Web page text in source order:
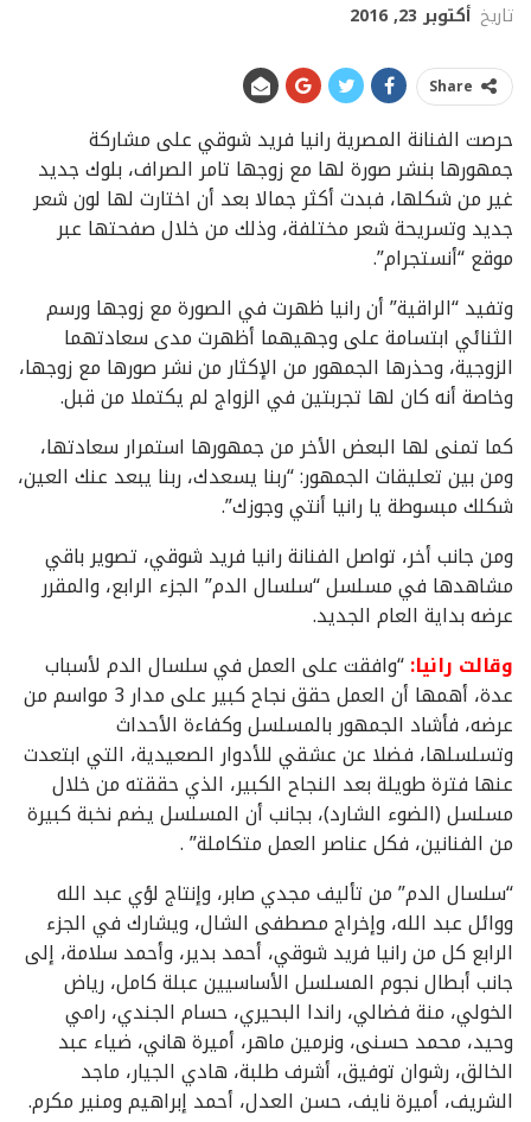
تاريخ أكتوبر 23, 2016
Share
حرصت الفنانة المصرية رانيا فريد شوقي على مشاركة
جمهورها بنشر صورة لها مع زوجها تامر الصراف، بلوك جديد
غير من شكلها، فبدت أكثر جمالا بعد أن اختارت لها لون شعر
جديد وتسريحة شعر مختلفة، وذلك من خلال صفحتها عبر
موقع “أنستجرام”.
وتفيد “الراقية” أن رانيا ظهرت في الصورة مع زوجها ورسم
الثنائي ابتسامة على وجهيهما أظهرت مدى سعادتهما
الزوجية، وحذرها الجمهور من الإكثار من نشر صورها مع زوجها،
وخاصة أنه كان لها تجربتين في الزواج لم يكتملا من قبل.
كما تمنى لها البعض الأخر من جمهورها استمرار سعادتها،
ومن بين تعليقات الجمهور: “ربنا يسعدك، ربنا يبعد عنك العين،
شكلك مبسوطة يا رانيا أنتي وجوزك”.
ومن جانب أخر، تواصل الفنانة رانيا فريد شوقي، تصوير باقي
مشاهدها في مسلسل “سلسال الدم” الجزء الرابع، والمقرر
عرضه بداية العام الجديد.
وقالت رانيا:“وافقت على العمل في سلسال الدم لأسباب
عدة، أهمها أن العمل حقق نجاح كبير على مدار 3 مواسم من
عرضه، فأشاد الجمهور بالمسلسل وكفاءة الأحداث
وتسلسلها، فضلا عن عشقي للأدوار الصعيدية، التي ابتعدت
عنها فترة طويلة بعد النجاح الكبير، الذي حققته من خلال
مسلسل (الضوء الشارد)، بجانب أن المسلسل يضم نخبة كبيرة
من الفنانين، فكل عناصر العمل متكاملة” .
“سلسال الدم” من تأليف مجدي صابر، وإنتاج لؤي عبد الله
ووائل عبد الله، وإخراج مصطفى الشال، ويشارك في الجزء
الرابع كل من رانيا فريد شوقي، أحمد بدير، وأحمد سلامة، إلى
جانب أبطال نجوم المسلسل الأساسيين عبلة كامل، رياض
الخولي، منة فضالي، راندا البحيري، حسام الجندي، رامي
وحيد، محمد حسنى، ونرمين ماهر، أميرة هاني، ضياء عبد
الخالق، رشوان توفيق، أشرف طلبة، هادي الجيار، ماجد
الشريف، أميرة نايف، حسن العدل، أحمد إبراهيم ومنير مكرم.